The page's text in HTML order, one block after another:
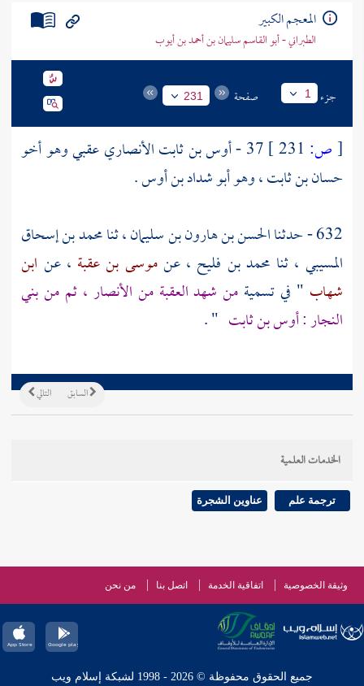
المعجم الكبير
الطبراني - أبو القاسم سليمان بن أحمد بن أيوب
جزء 1 صفحة 231
[ص: 37 - أوس بن ثابت الأنصاري عقبي وهو أخو
حسان بن ثابت ، وهو أبو شداد بن أوس.
632 - حدثنا
الحسن بن هارون بن سليمان، ثنامحمد بن إسحاق
المسيبي ، ثنا محمد بن فليح ، عنموسى بن عقبة ، عن ابن
شهاب " في تسمية من شهد العقبة من الأنصار ، ثم من بني
النجار : أوس بن ثابت " .
التالي السابق
الخدمات العلمية
ترجمة علم عناوين الشجرة
وثيقة الخصوصية اتفاقية الخدمة اتصل بنا من نحن
جميع الحقوق محفوظة © 2026 - 1998 لشبكة إسلام ويب